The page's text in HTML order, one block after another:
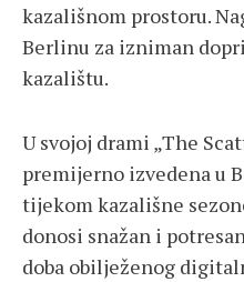
kazališnom prostoru.
Berlinu za izniman
kazalištu.
U svojoj drami „The
premijerno izvedena u
tijekom kazališne
donosi snažan i
doba obilježenog